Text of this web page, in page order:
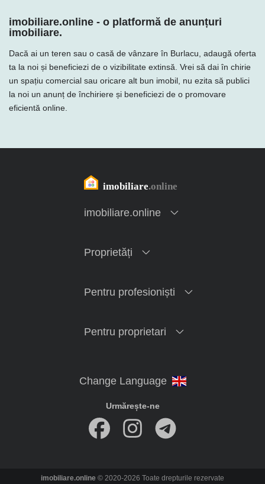
imobiliare.online - o platformă de anunțuri
imobiliare.
Dacă ai un teren sau o casă de vânzare în Burlacu, adaugă oferta
ta la noi și beneficiezi de o vizibilitate extinsă. Vrei să dai în chirie
un spațiu comercial sau oricare alt bun imobil, nu ezita să publici
la noi un anunț de închiriere și beneficiezi de o promovare
eficientă online.
imobiliare.online
Proprietăți
Pentru profesioniști
Pentru proprietari
Urmărește-ne
imobiliare.online © 2020-2026 Toate drepturile rezervate